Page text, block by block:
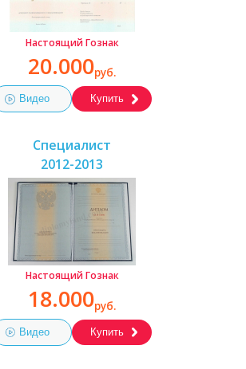
Настоящий Гознак
20.000руб.
Видео Купить
Специалист
2012-2013
Настоящий Гознак
18.000руб.
Видео Купить